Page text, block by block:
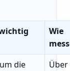
Wie
die